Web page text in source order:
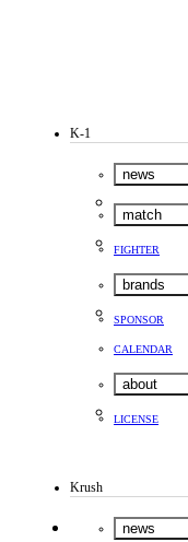
K-1
news
match
FIGHTER
brands
SPONSOR
CALENDAR
about
LICENSE
Krush
news